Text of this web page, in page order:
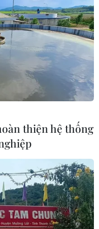
(TTXVN/Vietnam+)
thiện hệ thống